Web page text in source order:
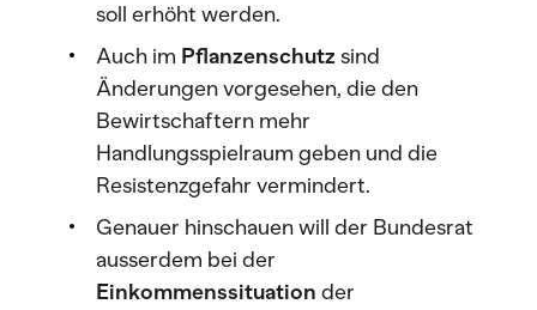
soll erhöht werden.
Auch im Pflanzenschutz sind
Änderungen vorgesehen, die den
Bewirtschaftern mehr
Handlungsspielraum geben und die
Resistenzgefahr vermindert.
Genauer hinschauen will der Bundesrat
ausserdem bei der
Einkommenssituation der